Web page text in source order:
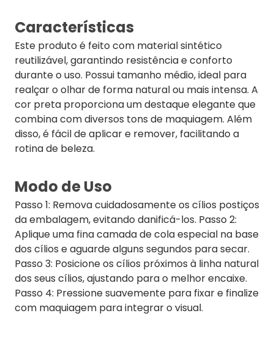
Características
Este produto é feito com material sintético
reutilizável, garantindo resistência e conforto
durante o uso. Possui tamanho médio, ideal para
realçar o olhar de forma natural ou mais intensa. A
cor preta proporciona um destaque elegante que
combina com diversos tons de maquiagem. Além
disso, é fácil de aplicar e remover, facilitando a
rotina de beleza.
Modo de Uso
Passo 1: Remova cuidadosamente os cílios postiços
da embalagem, evitando danificá-los. Passo 2:
Aplique uma fina camada de cola especial na base
dos cílios e aguarde alguns segundos para secar.
Passo 3: Posicione os cílios próximos à linha natural
dos seus cílios, ajustando para o melhor encaixe.
Passo 4: Pressione suavemente para fixar e finalize
com maquiagem para integrar o visual.